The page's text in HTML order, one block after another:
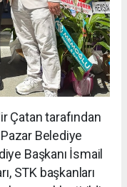
Çatan tarafından
Belediye
Başkanı İsmail
STK başkanları